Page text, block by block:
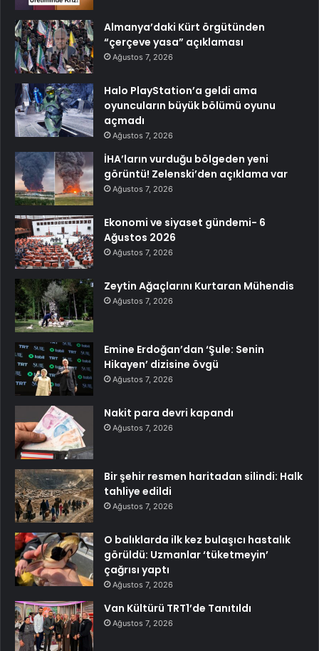
Almanya’daki Kürt örgütünden
“çerçeve yasa” açıklaması
Ağustos 7, 2026
Halo PlayStation’a geldi ama
oyuncuların büyük bölümü oyunu
açmadı
Ağustos 7, 2026
İHA’ların vurduğu bölgeden yeni
görüntü! Zelenski’den açıklama var
Ağustos 7, 2026
Ekonomi ve siyaset gündemi- 6
Ağustos 2026
Ağustos 7, 2026
Zeytin Ağaçlarını Kurtaran Mühendis
Ağustos 7, 2026
Emine Erdoğan’dan ‘Şule: Senin
Hikayen’ dizisine övgü
Ağustos 7, 2026
Nakit para devri kapandı
Ağustos 7, 2026
Bir şehir resmen haritadan silindi: Halk
tahliye edildi
Ağustos 7, 2026
O balıklarda ilk kez bulaşıcı hastalık
görüldü: Uzmanlar ‘tüketmeyin’
çağrısı yaptı
Ağustos 7, 2026
Van Kültürü TRT1’de Tanıtıldı
Ağustos 7, 2026